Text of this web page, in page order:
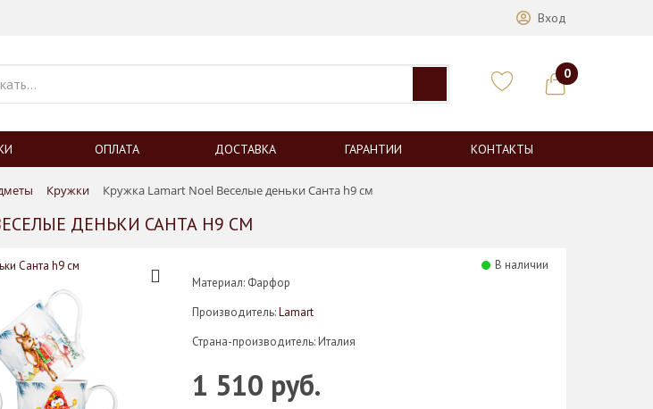
Вход
0
ОПЛАТА ДОСТАВКА ГАРАНТИИ КОНТАКТЫ
Кружки Кружка Lamart Noel Веселые деньки Санта h9 см
ДЕНЬКИ САНТА H9 СМ
В наличии
Материал: Фарфор
Производитель:Lamart
Страна-производитель: Италия
1 510 руб.